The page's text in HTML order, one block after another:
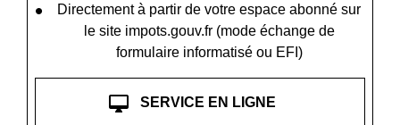
Directement à partir de votre espace abonné sur
le site impots.gouv.fr (mode échange de
formulaire informatisé ou EFI)
desktop_mac SERVICE EN LIGNE